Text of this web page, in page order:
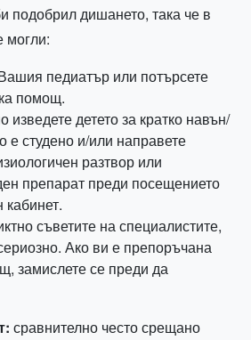
подобрил дишането, така че в
могли:
педиатър или потърсете
помощ.
детето за кратко навън/
е студено и/или направете
разтвор или
препарат преди посещението
кабинет.
съветите на специалистите,
Ако ви е препоръчана
замислете се преди да
сравнително често срещано